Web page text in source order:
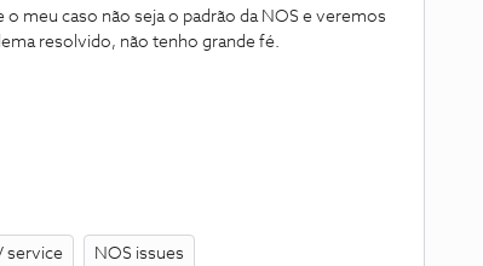
caso não seja o padrão da NOS e veremos
resolvido, não tenho grande fé.
service NOS issues